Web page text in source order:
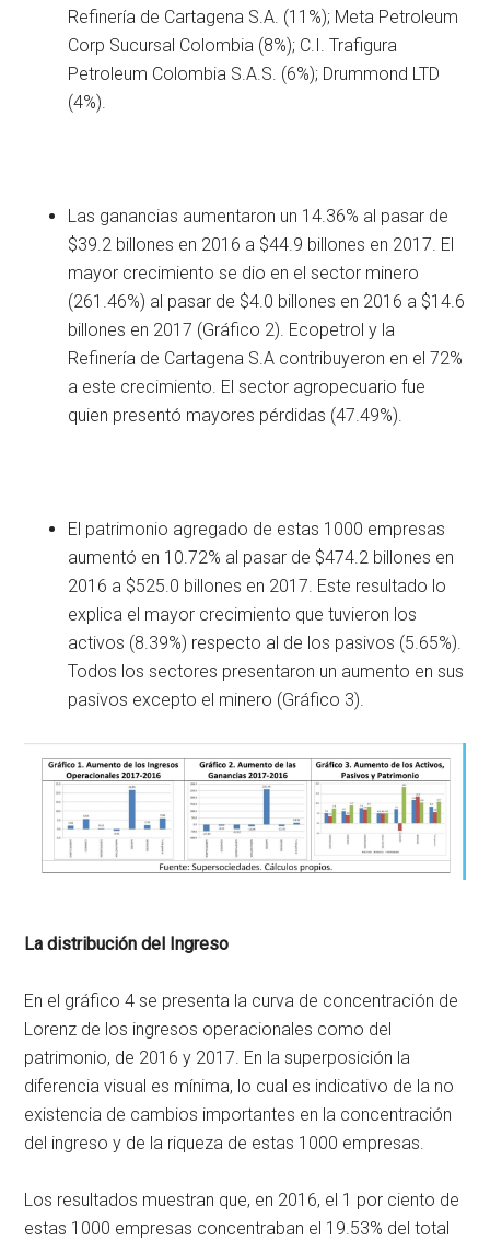
Refinería de Cartagena S.A. (11%); Meta Petroleum
Corp Sucursal Colombia (8%); C.I. Trafigura
Petroleum Colombia S.A.S. (6%); Drummond LTD
(4%).
Las ganancias aumentaron un 14.36% al pasar de
$39.2 billones en 2016 a $44.9 billones en 2017. El
mayor crecimiento se dio en el sector minero
(261.46%) al pasar de $4.0 billones en 2016 a $14.6
billones en 2017 (Gráfico 2). Ecopetrol y la
Refinería de Cartagena S.A contribuyeron en el 72%
a este crecimiento. El sector agropecuario fue
quien presentó mayores pérdidas (47.49%).
El patrimonio agregado de estas 1000 empresas
aumentó en 10.72% al pasar de $474.2 billones en
2016 a $525.0 billones en 2017. Este resultado lo
explica el mayor crecimiento que tuvieron los
activos (8.39%) respecto al de los pasivos (5.65%).
Todos los sectores presentaron un aumento en sus
pasivos excepto el minero (Gráfico 3).
La distribución del Ingreso
En el gráfico 4 se presenta la curva de concentración de
Lorenz de los ingresos operacionales como del
patrimonio, de 2016 y 2017. En la superposición la
diferencia visual es mínima, lo cual es indicativo de la no
existencia de cambios importantes en la concentración
del ingreso y de la riqueza de estas 1000 empresas.
Los resultados muestran que, en 2016, el 1 por ciento de
estas 1000 empresas concentraban el 19.53% del total